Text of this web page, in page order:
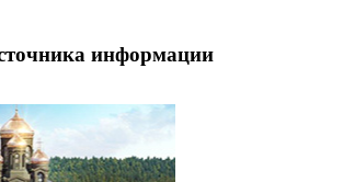
информации